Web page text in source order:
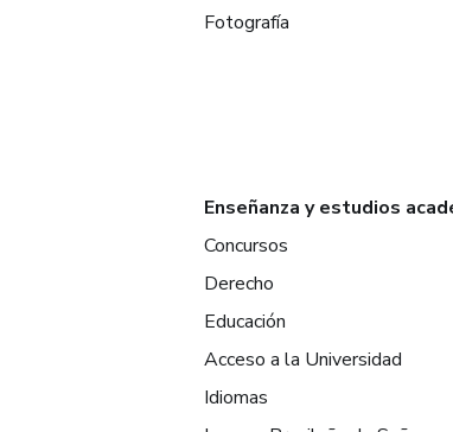
Fotografía
Enseñanza y estudios
Concursos
Derecho
Educación
Acceso a la Universidad
Idiomas